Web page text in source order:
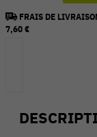
FRAIS DE
7,60 €